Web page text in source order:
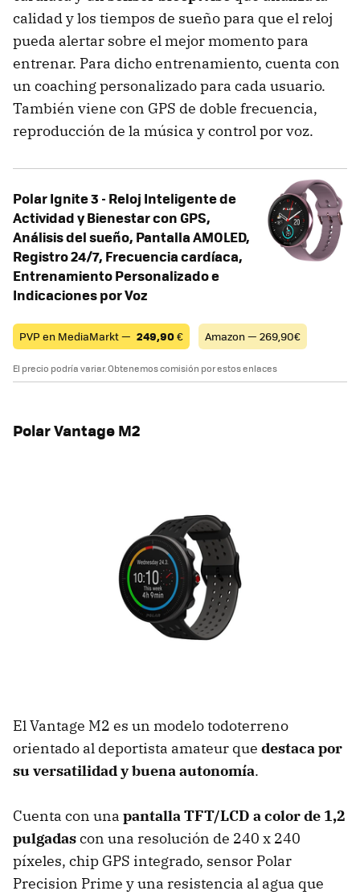
calidad y los tiempos de sueño para que el reloj
pueda alertar sobre el mejor momento para
entrenar. Para dicho entrenamiento, cuenta con
un coaching personalizado para cada usuario.
También viene con GPS de doble frecuencia,
reproducción de la música y control por voz.
Polar Ignite 3 - Reloj Inteligente de
Actividad y Bienestar con GPS,
Análisis del sueño, Pantalla AMOLED,
Registro 24/7, Frecuencia cardíaca,
Entrenamiento Personalizado e
Indicaciones por Voz
PVP en MediaMarkt — 249,90€ Amazon — 269,90€
El precio podría variar. Obtenemos comisión por estos enlaces
Polar Vantage M2
El Vantage M2 es un modelo todoterreno
orientado al deportista amateur que destaca por
su versatilidad y buena autonomía.
Cuenta con una pantalla TFT/LCD a color de 1,2
pulgadascon una resolución de 240 x 240
píxeles, chip GPS integrado, sensor Polar
Precision Prime y una resistencia al agua que